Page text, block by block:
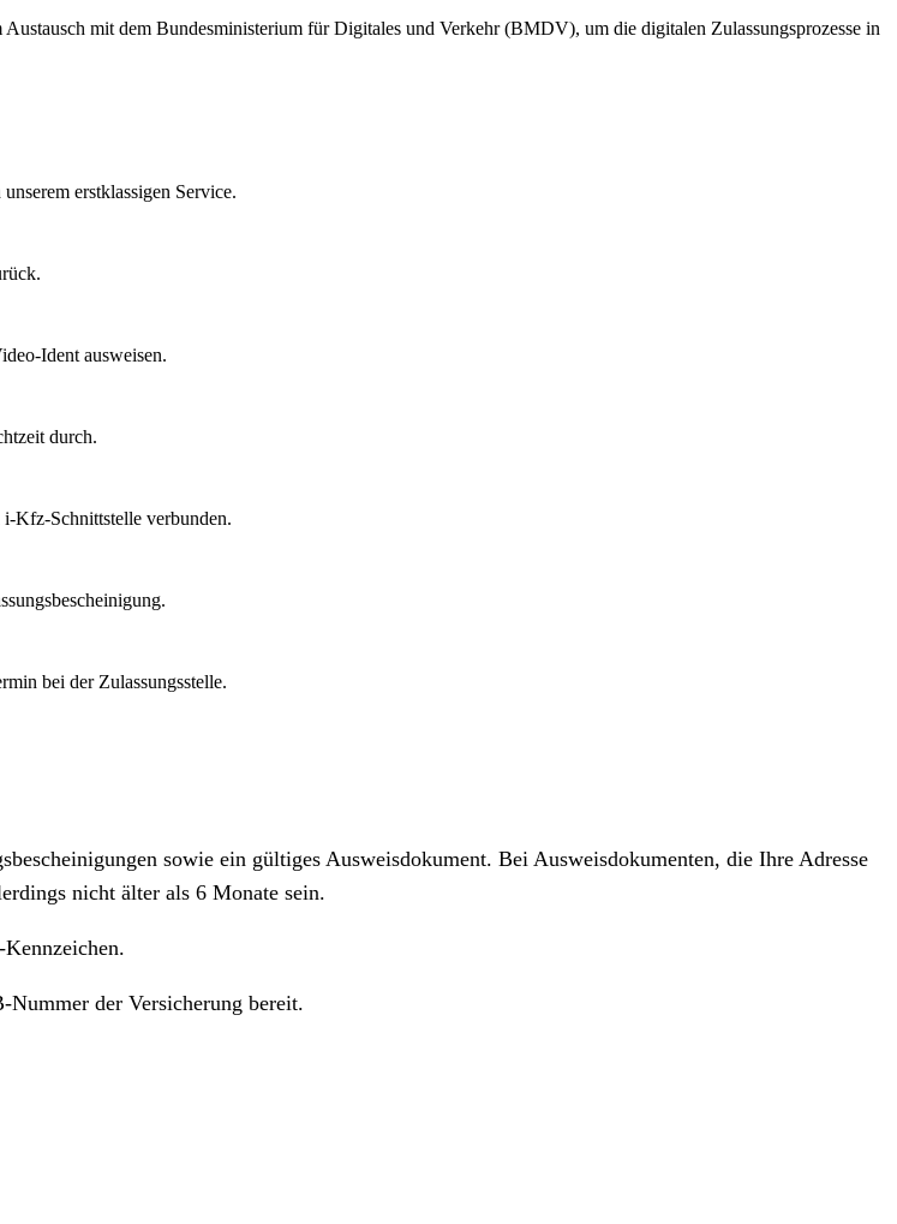
mit dem Bundesministerium für Digitales und Verkehr (BMDV), um die digitalen Zulassungsprozesse in
erstklassigen Service.
Ident ausweisen.
durch.
Kfz-Schnittstelle verbunden.
bei der Zulassungsstelle.
sowie ein gültiges Ausweisdokument. Bei Ausweisdokumenten, die Ihre Adresse
nicht älter als 6 Monate sein.
der Versicherung bereit.